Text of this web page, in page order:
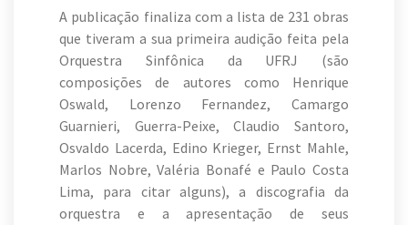
A publicação finaliza com a lista de 231 obras
que tiveram a sua primeira audição feita pela
Orquestra Sinfônica da UFRJ (são
composições de autores como Henrique
Oswald, Lorenzo Fernandez, Camargo
Guarnieri, Guerra-Peixe, Claudio Santoro,
Osvaldo Lacerda, Edino Krieger, Ernst Mahle,
Marlos Nobre, Valéria Bonafé e Paulo Costa
Lima, para citar alguns), a discografia da
orquestra e a apresentação de seus